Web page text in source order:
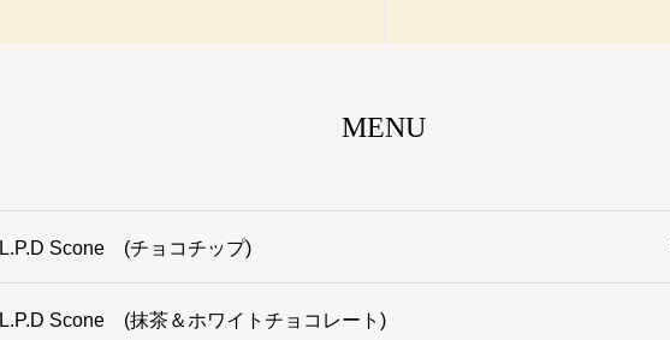
MENU
L.P.D Scone (チョコチップ)
L.P.D Scone (抹茶＆ホワイトチョコレート)